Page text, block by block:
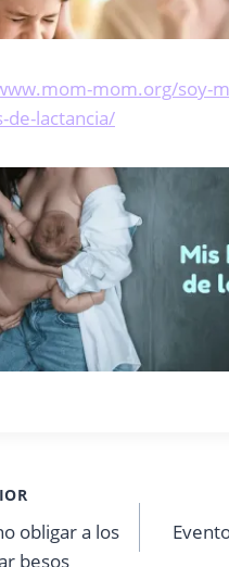
mom.org/soy-
de-lactancia/
obligar a los
besos